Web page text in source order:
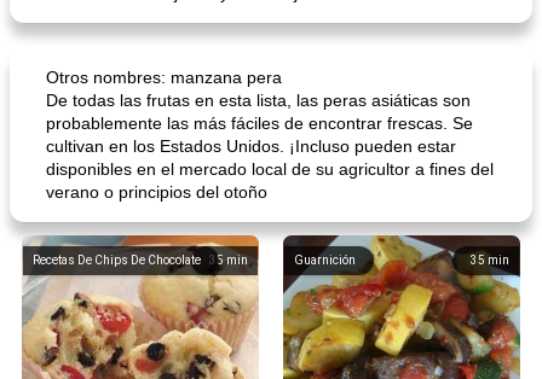
Otros nombres: manzana pera
De todas las frutas en esta lista, las peras asiáticas son
probablemente las más fáciles de encontrar frescas. Se
cultivan en los Estados Unidos. ¡Incluso pueden estar
disponibles en el mercado local de su agricultor a fines del
verano o principios del otoño
35 min
Recetas De Chips De Chocolate 35 min
Guarnición